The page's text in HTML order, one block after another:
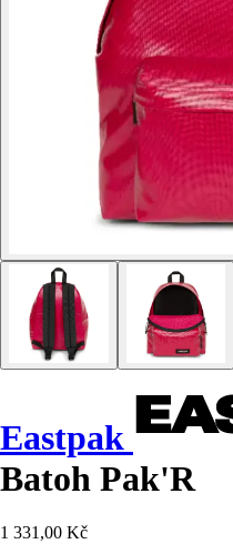
Eastpak
Batoh Pak'R
1 331,00 Kč